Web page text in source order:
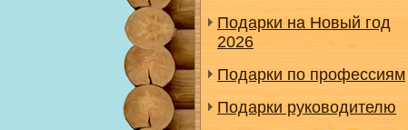
Подарки на Новый год
2026
Подарки по профессиям
Подарки руководителю